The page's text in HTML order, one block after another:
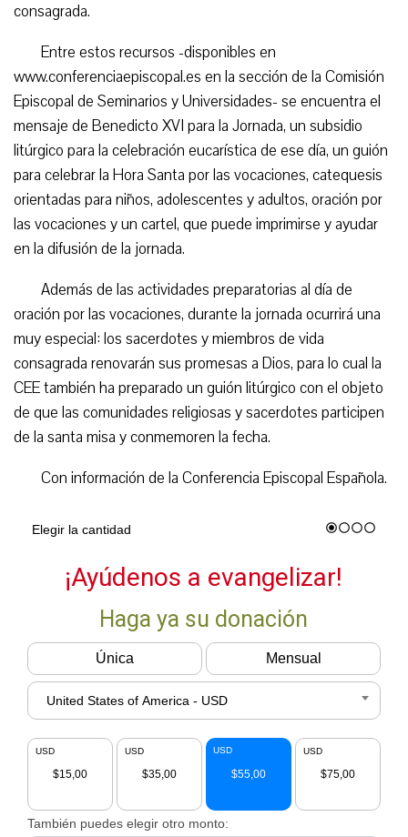
consagrada.
Entre estos recursos -disponibles en
www.conferenciaepiscopal.es en la sección de la Comisión
Episcopal de Seminarios y Universidades- se encuentra el
mensaje de Benedicto XVI para la Jornada, un subsidio
litúrgico para la celebración eucarística de ese día, un guión
para celebrar la Hora Santa por las vocaciones, catequesis
orientadas para niños, adolescentes y adultos, oración por
las vocaciones y un cartel, que puede imprimirse y ayudar
en la difusión de la jornada.
Además de las actividades preparatorias al día de
oración por las vocaciones, durante la jornada ocurrirá una
muy especial: los sacerdotes y miembros de vida
consagrada renovarán sus promesas a Dios, para lo cual la
CEE también ha preparado un guión litúrgico con el objeto
de que las comunidades religiosas y sacerdotes participen
de la santa misa y conmemoren la fecha.
Con información de la Conferencia Episcopal Española.